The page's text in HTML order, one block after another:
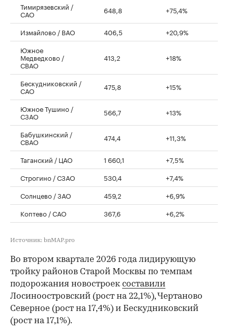
Тимирязевский /
САО 648,8 +75,4%
Измайлово / ВАО 406,5
+20,9%
Южное
Медведково /
СВАО
413,2 +18%
Бескудниковский /
САО 475,8 +15%
Южное Тушино /
СЗАО 566,7 +13%
Бабушкинский /
СВАО 474,4 +11,3%
Таганский / ЦАО 1 660,1
+7,5%
Строгино / СЗАО
530,4
+7,4%
Солнцево / ЗАО
459,2
+6,9%
Коптево / САО
367,6 +6,2%
Источник: bnMAP.pro
Во втором квартале 2026 года лидирующую
тройку районов Старой Москвы по темпам
подорожания новостроек составили
Лосиноостровский (рост на 22,1%), Чертаново
Северное (рост на 17,4%) и Бескудниковский
(рост на 17,1%).